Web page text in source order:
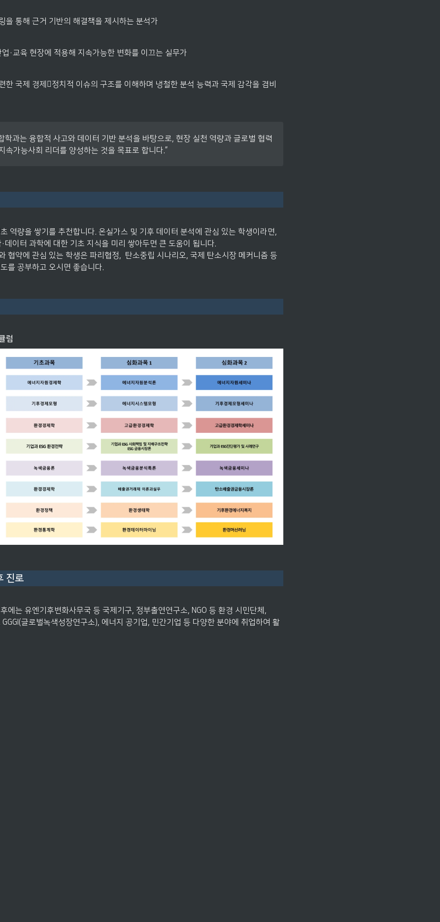
을 통해 근거 기반의 해결책을 제시하는 분석가
·교육 현장에 적용해 지속가능한 변화를 이끄는 실무가
한 국제 경제정치적 이슈의 구조를 이해하며 냉철한 분석 능력과 국제 감각을 겸비
학과는 융합적 사고와 데이터 기반 분석을 바탕으로, 현장 실천 역량과 글로벌 협력
속가능사회 리더를 양성하는 것을 목표로 합니다.”
역량을 쌓기를 추천합니다. 온실가스 및 기후 데이터 분석에 관심 있는 학생이라면,
데이터 과학에 대한 기초 지식을 미리 쌓아두면 큰 도움이 됩니다.
협약에 관심 있는 학생은 파리협정,  탄소중립 시나리오, 국제 탄소시장 메커니즘 등
를 공부하고 오시면 좋습니다.
럼
진로
에는 유엔기후변화사무국 등 국제기구, 정부출연연구소, NGO 등 환경 시민단체,
GGGI(글로벌녹색성장연구소), 에너지 공기업, 민간기업 등 다양한 분야에 취업하여 활